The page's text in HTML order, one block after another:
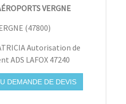
VERGNE
(47800)
Autorisation de
ADS LAFOX 47240
DEMANDE DE DEVIS